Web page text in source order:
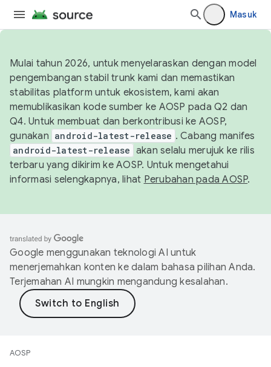
Masuk
Mulai tahun 2026, untuk menyelaraskan dengan model
pengembangan stabil trunk kami dan memastikan
stabilitas platform untuk ekosistem, kami akan
memublikasikan kode sumber ke AOSP pada Q2 dan
Q4. Untuk membuat dan berkontribusi ke AOSP,
gunakan android-latest-release . Cabang manifes
android-latest-release akan selalu merujuk ke rilis
terbaru yang dikirim ke AOSP. Untuk mengetahui
informasi selengkapnya, lihat Perubahan pada AOSP.
Google menggunakan teknologi AI untuk
menerjemahkan konten ke dalam bahasa pilihan Anda.
Terjemahan AI mungkin mengandung kesalahan.
AOSP